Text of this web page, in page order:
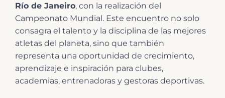
Río de Janeiro, con la realización del
Campeonato Mundial. Este encuentro no solo
consagra el talento y la disciplina de las mejores
atletas del planeta, sino que también
representa una oportunidad de crecimiento,
aprendizaje e inspiración para clubes,
academias, entrenadoras y gestoras deportivas.